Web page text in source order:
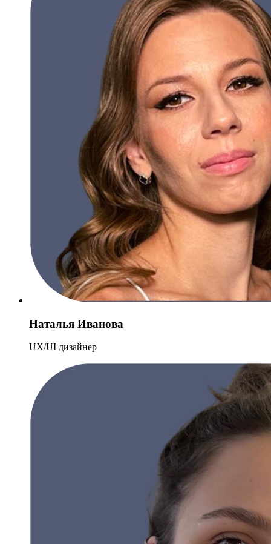
Наталья Иванова
UX/UI дизайнер